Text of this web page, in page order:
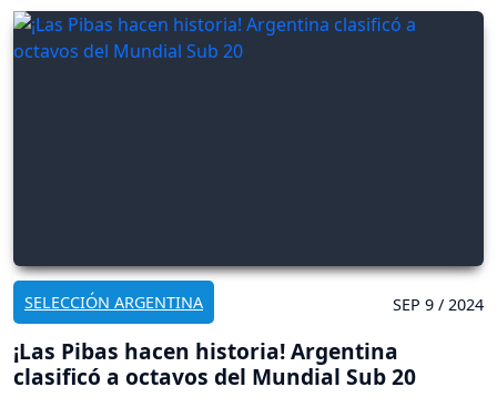
SELECCIÓN ARGENTINA SEP 9 / 2024
¡Las Pibas hacen historia! Argentina
clasificó a octavos del Mundial Sub 20